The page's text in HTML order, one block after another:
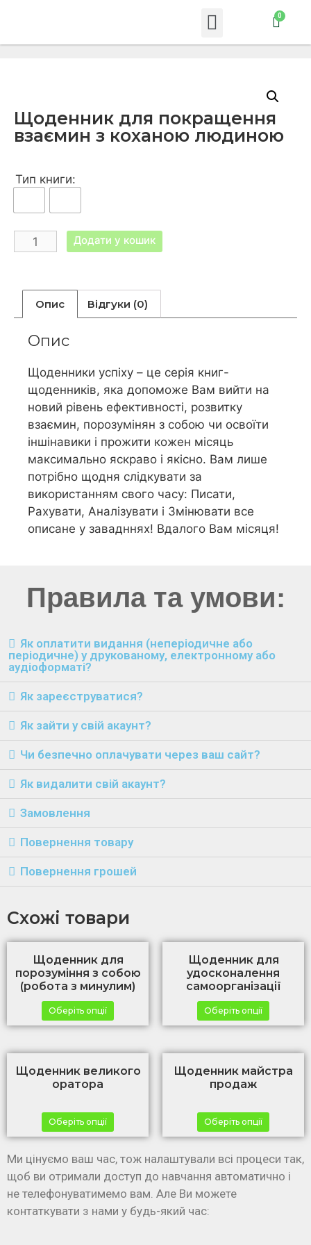
Щоденник для покращення
взаємин з коханою людиною
Тип книги:
Додати у кошик
Опис Відгуки (0)
Опис
Щоденники успіху – це серія книг-
щоденників, яка допоможе Вам вийти на
новий рівень ефективності, розвитку
взаємин, порозумінян з собою чи освоїти
іншінавики і прожити кожен місяць
максимально яскраво і якісно. Вам лише
потрібно щодня слідкувати за
використанням свого часу: Писати,
Рахувати, Аналізувати і Змінювати все
описане у завадннях! Вдалого Вам місяця!
Правила та умови:
Як оплатити видання (неперіодичне або
періодичне) у друкованому, електронному або
аудіоформаті?
Як зареєструватися?
Як зайти у свій акаунт?
Чи безпечно оплачувати через ваш сайт?
Як видалити свій акаунт?
Замовлення
Повернення товару
Повернення грошей
Схожі товари
Щоденник для
порозуміння з собою
(робота з минулим)
Оберіть опції
Щоденник для
удосконалення
самоорганізації
Оберіть опції
Щоденник великого
оратора
Оберіть опції
Щоденник майстра
продаж
Оберіть опції
Ми цінуємо ваш час, тож налаштували всі процеси так,
щоб ви отримали доступ до навчання автоматично і
не телефонуватимемо вам. Але Ви можете
контаткувати з нами у будь-який час: